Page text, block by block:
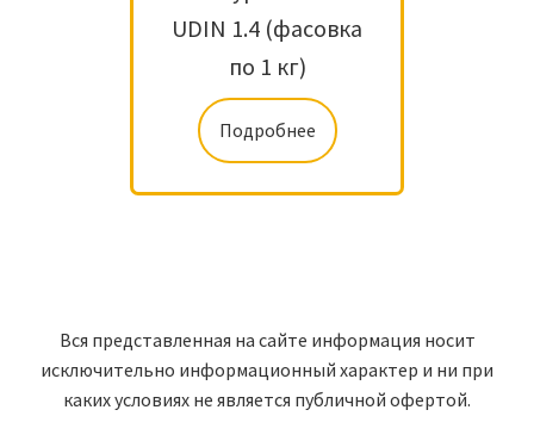
UDIN 1.4 (фасовка
по 1 кг)
Подробнее
Вся представленная на сайте информация носит
исключительно информационный характер и ни при
каких условиях не является публичной офертой.